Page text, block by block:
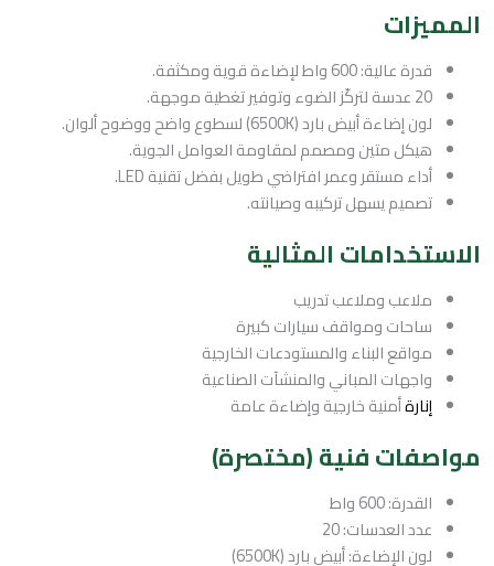
المميزات
قدرة عالية: 600 واط لإضاءة قوية ومكثفة.
20 عدسة لتركّز الضوء وتوفير تغطية موجهة.
لون إضاءة أبيض بارد (6500K) لسطوع واضح ووضوح ألوان.
هيكل متين ومصمم لمقاومة العوامل الجوية.
أداء مستقر وعمر افتراضي طويل بفضل تقنية LED.
تصميم يسهل تركيبه وصيانته.
الاستخدامات المثالية
ملاعب وملاعب تدريب
ساحات ومواقف سيارات كبيرة
مواقع البناء والمستودعات الخارجية
واجهات المباني والمنشآت الصناعية
إنارةأمنية خارجية وإضاءة عامة
مواصفات فنية (مختصرة)
القدرة: 600 واط
عدد العدسات: 20
لون الإضاءة: أبيض بارد (6500K)